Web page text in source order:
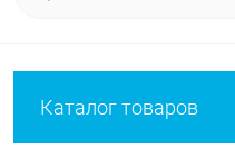
Каталог товаров